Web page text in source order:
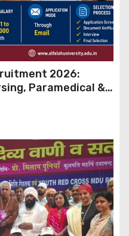
2026:
Paramedical &
Through Email